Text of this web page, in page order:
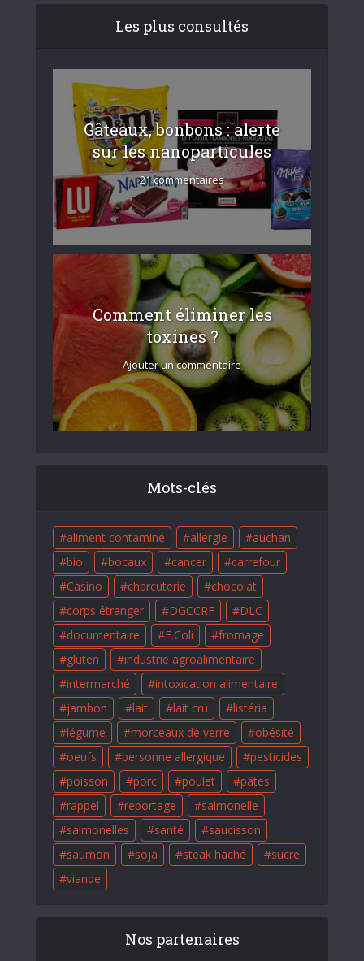
Les plus consultés
Gâteaux, bonbons : alerte
sur les nanoparticules
21 commentaires
Comment éliminer les
toxines ?
Ajouter un commentaire
Mots-clés
aliment contaminé allergie
auchan
bio
bocaux cancer
carrefour
Casino
charcuterie
chocolat
corps étranger
DGCCRF
DLC
documentaire
E.Coli
fromage
gluten
industrie agroalimentaire
intermarché
intoxication alimentaire
jambon
lait lait cru
listéria
légume
morceaux de verre
obésité
oeufs
personne allergique
pesticides
poisson
porc poulet
pâtes
rappel
reportage
salmonelle
salmonelles
santé
saucisson
saumon
soja steak haché
sucre
viande
Nos partenaires